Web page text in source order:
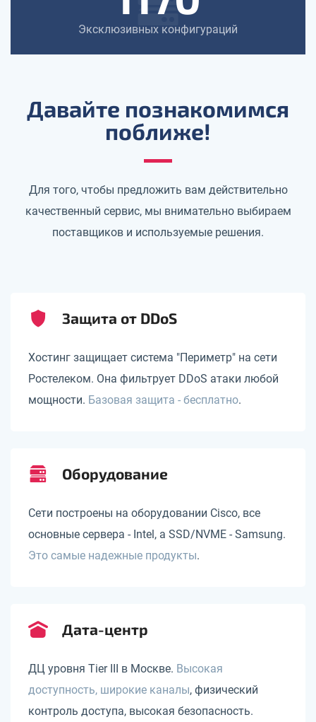
Эксклюзивных конфигураций
Давайте познакомимся
поближе!
Для того, чтобы предложить вам действительно
качественный сервис, мы внимательно выбираем
поставщиков и используемые решения.
Защита от DDoS
Хостинг защищает система "Периметр" на сети
Ростелеком. Она фильтрует DDoS атаки любой
мощности. Базовая защита - бесплатно.
Оборудование
Сети построены на оборудовании Cisco, все
основные сервера - Intel, а SSD/NVME - Samsung.
Это самые надежные продукты.
Дата-центр
ДЦ уровня Tier III в Москве. Высокая
доступность, широкие каналы, физический
контроль доступа, высокая безопасность.